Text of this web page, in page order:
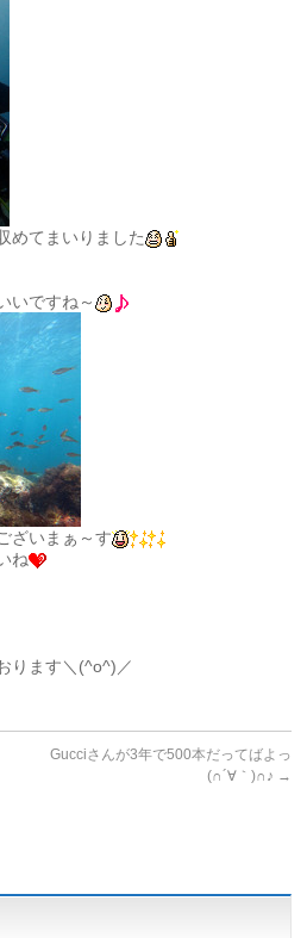
めてまいりました
いですね～
ざいまぁ～す
ね
ります＼(^o^)／
Gucciさんが3年で500本だってばよっ
(∩´∀｀)∩♪ →